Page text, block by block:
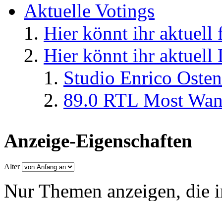
Aktuelle Votings
Hier könnt ihr aktuell
Hier könnt ihr aktuell
Studio Enrico
89.0 RTL Most
Anzeige-Eigenschaften
Alter
Nur Themen anzeigen, die